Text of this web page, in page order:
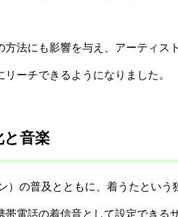
法にも影響を与え、アーティス
ーチできるようになりました。
と音楽
の普及とともに、着うたという
電話の着信音として設定できる